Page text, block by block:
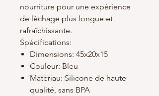
nourriture pour une expérience
de léchage plus longue et
rafraîchissante.
Spécifications:
Dimensions: 45x20x15
Couleur: Bleu
Matériau: Silicone de haute
qualité, sans BPA